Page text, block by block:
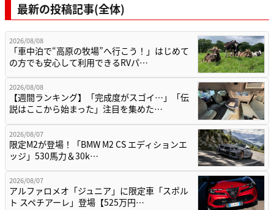
最新の投稿記事(全体)
2026/08/08
「車中泊で“高原の牧場”へ行こう！」はじめて
の方でも安心して利用できるRVパ…
2026/08/08
【週間ランキング】「完成度がスゴイ…」「伝
説はここから始まった」注目を集めた…
2026/08/07
限定M2が登場！「BMW M2 CS エディションエ
ッジ」530馬力＆30k…
2026/08/07
アルファロメオ「ジュニア」に限定車「スポル
ト スペチアーレ」登場【525万円…